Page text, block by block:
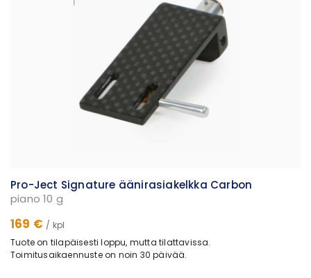
Pro-Ject Signature äänirasiakelkka Carbon
piano 10 g
169 € / kpl
Tuote on tilapäisesti loppu, mutta tilattavissa.
Toimitusaikaennuste on noin 30 päivää.